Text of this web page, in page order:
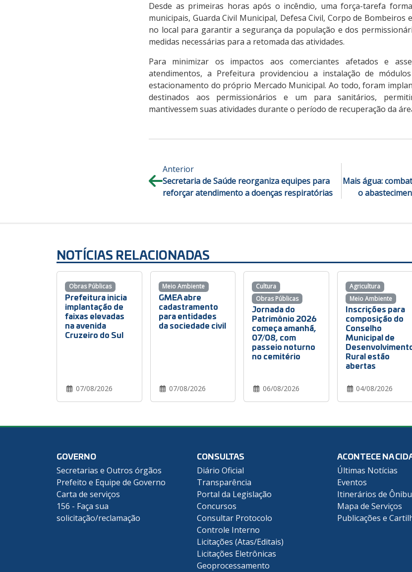
Desde as primeiras horas após o incêndio, uma força-tarefa
municipais, Guarda Civil Municipal, Defesa Civil, Corpo de Bombeiros
no local para garantir a segurança da população e dos
medidas necessárias para a retomada das atividades.
Para minimizar os impactos aos comerciantes afetados e
atendimentos, a Prefeitura providenciou a instalação de
estacionamento do próprio Mercado Municipal. Ao todo, foram
destinados aos permissionários e um para sanitários,
mantivessem suas atividades durante o período de recuperação da
Anterior
Secretaria de Saúde reorganiza equipes para
reforçar atendimento a doenças respiratórias
Mais água:
o
NOTÍCIAS RELACIONADAS
Prefeitura inicia
implantação de
faixas elevadas
na avenida
Cruzeiro do Sul
07/08/2026
Obras Públicas
GMEA abre
cadastramento
para entidades
da sociedade civil
07/08/2026
Meio Ambiente
Jornada do
Patrimônio 2026
começa amanhã,
07/08, com
passeio noturno
no cemitério
06/08/2026
Cultura
Obras Públicas
Inscrições para
composição do
Conselho
Municipal de
Rural estão
abertas
04/08/2026
Agricultura
Meio Ambiente
GOVERNO
Secretarias e Outros órgãos
Prefeito e Equipe de Governo
Carta de serviços
156 - Faça sua
solicitação/reclamação
CONSULTAS
Diário Oficial
Transparência
Portal da Legislação
Concursos
Consultar Protocolo
Controle Interno
Licitações (Atas/Editais)
Licitações Eletrônicas
Geoprocessamento
ACONTECE NA
Últimas Notícias
Eventos
Itinerários de
Mapa de Serviços
Publicações e